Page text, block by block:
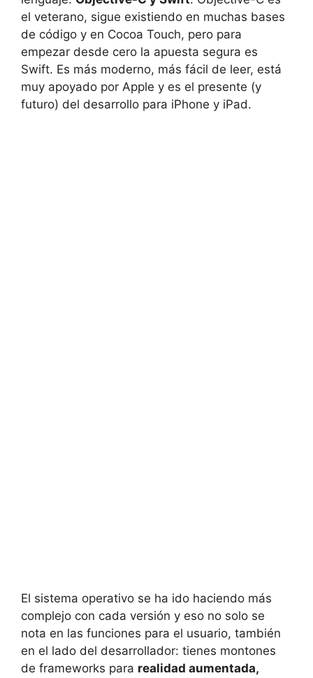
el veterano, sigue existiendo en muchas bases
de código y en Cocoa Touch, pero para
empezar desde cero la apuesta segura es
Swift. Es más moderno, más fácil de leer, está
muy apoyado por Apple y es el presente (y
futuro) del desarrollo para iPhone y iPad.
El sistema operativo se ha ido haciendo más
complejo con cada versión y eso no solo se
nota en las funciones para el usuario, también
en el lado del desarrollador: tienes montones
de frameworks para realidad aumentada,